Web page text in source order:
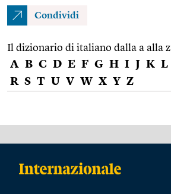
Condividi
Il dizionario di italiano dalla a alla z
A B C D E F G H I J K L
R S T U V W X Y Z